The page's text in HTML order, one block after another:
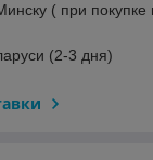
( при покупке
(2-3 дня)